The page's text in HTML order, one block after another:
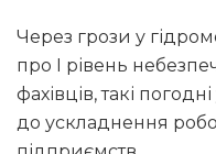
Через грози у
про І рівень
фахівців, такі
до ускладнення